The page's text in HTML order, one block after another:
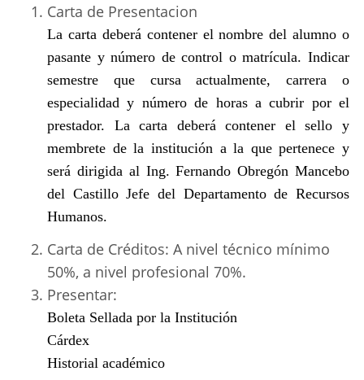
Carta de Presentacion
La carta deberá contener el nombre del alumno o
pasante y número de control o matrícula. Indicar
semestre que cursa actualmente, carrera o
especialidad y número de horas a cubrir por el
prestador. La carta deberá contener el sello y
membrete de la institución a la que pertenece y
será dirigida al Ing. Fernando Obregón Mancebo
del Castillo Jefe del Departamento de Recursos
Humanos.
Carta de Créditos: A nivel técnico mínimo
50%, a nivel profesional 70%.
Presentar:
Boleta Sellada por la Institución
Cárdex
Historial académico